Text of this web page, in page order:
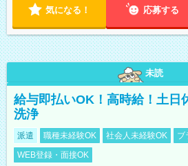
気になる！ 応募する
未読
給与即払いOK！高時給！土日
洗浄
派遣 職種未経験OK 社会人未経験OK
ブ
WEB登録・面接OK